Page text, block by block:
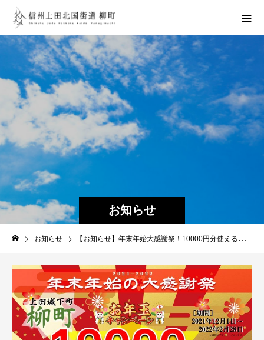
お知らせ
お知らせ 【お知らせ】年末年始大感謝祭！10000円分使えるお年玉クーポンプレゼント中！